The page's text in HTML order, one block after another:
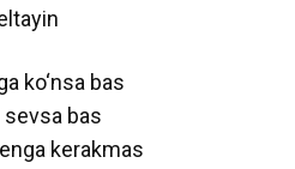
ko‘nsa bas
sevsa bas
kerakmas